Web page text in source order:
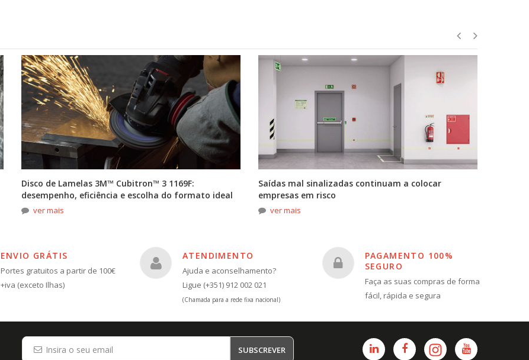
Disco de Lamelas 3M™ Cubitron™ 3 1169F:
desempenho, eficiência e escolha do formato ideal
ver mais
Saídas mal sinalizadas continuam a colocar
empresas em risco
ver mais
ENVIO GRÁTIS
Portes gratuitos a partir de 100€
+iva (exceto Ilhas)
ATENDIMENTO
Ajuda e aconselhamento?
Ligue (+351) 912 002 021
(Chamada para a rede fixa nacional)
PAGAMENTO 100%
SEGURO
Faça as suas compras de forma
fácil, rápida e segura
SUBSCREVER